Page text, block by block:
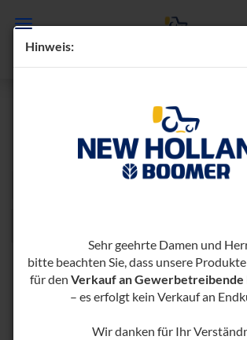
Hin­weis:
Sehr geehrte Damen und
bitte beachten Sie, dass unsere
für den Verkauf an Gewerbetreibende
– es erfolgt kein Verkauf an
Wir danken für Ihr
KREISELMÄHER
Sortieren nach
Sortieren nach 96 pro
pro Seite